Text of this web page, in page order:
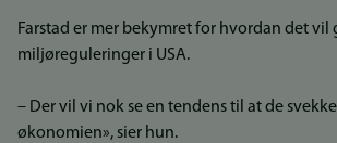
Farstad er mer bekymret for hvordan det vil
miljøreguleringer i USA.
– Der vil vi nok se en tendens til at de
økonomien», sier hun.